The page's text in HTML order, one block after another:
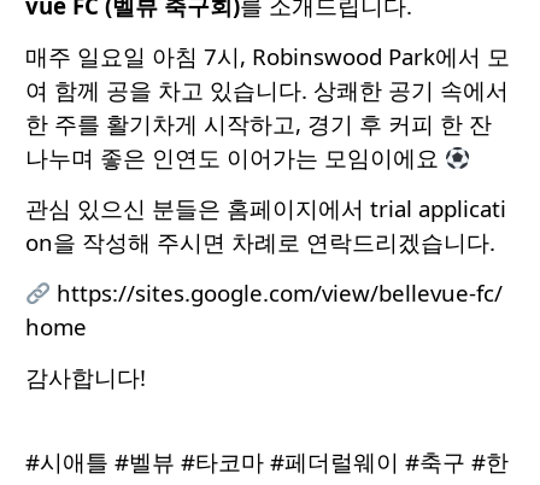
매주 일요일 아침 7시, Robinswood Park에서 모
여 함께 공을 차고 있습니다. 상쾌한 공기 속에서
한 주를 활기차게 시작하고, 경기 후 커피 한 잔
나누며 좋은 인연도 이어가는 모임이에요
관심 있으신 분들은 홈페이지에서 trial applicati
on을 작성해 주시면 차례로 연락드리겠습니다.
https://sites.google.com/view/bellevue-fc/
home
감사합니다!
#시애틀 #벨뷰 #타코마 #페더럴웨이 #축구 #한